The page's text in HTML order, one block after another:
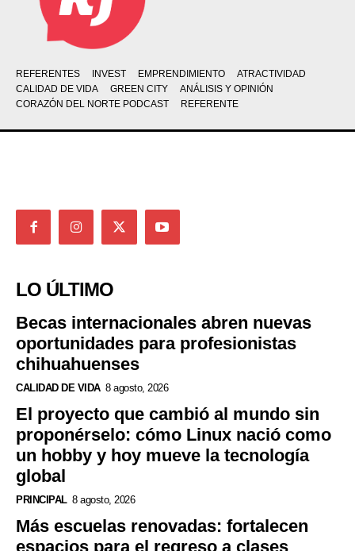
REFERENTES INVEST EMPRENDIMIENTO
ATRACTIVIDAD
CALIDAD DE VIDA
GREEN CITY
ANÁLISIS Y OPINIÓN
CORAZÓN DEL NORTE PODCAST
REFERENTE
LO ÚLTIMO
Becas internacionales abren nuevas
oportunidades para profesionistas
chihuahuenses
CALIDAD DE VIDA 8 agosto, 2026
El proyecto que cambió al mundo sin
proponérselo: cómo Linux nació como
un hobby y hoy mueve la tecnología
global
PRINCIPAL 8 agosto, 2026
Más escuelas renovadas: fortalecen
espacios para el regreso a clases